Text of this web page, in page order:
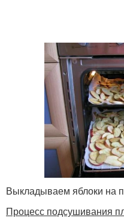
Выкладываем яблоки на
Процесс подсушивания